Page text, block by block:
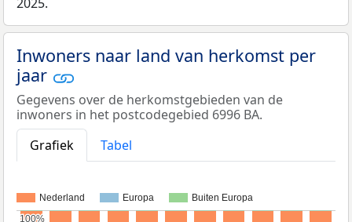
Inwoners naar land van herkomst per
jaar
Gegevens over de herkomstgebieden van de
inwoners in het postcodegebied 6996 BA.
Grafiek
Tabel
Nederland Europa Buiten Europa
100%
100%